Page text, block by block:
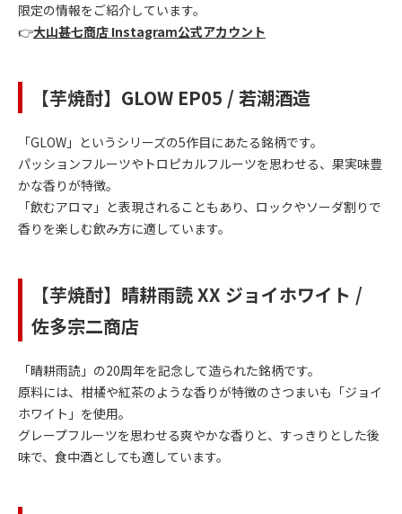
限定の情報をご紹介しています。
👉大山甚七商店 Instagram公式アカウント
【芋焼酎】GLOW EP05 / 若潮酒造
「GLOW」というシリーズの5作目にあたる銘柄です。
パッションフルーツやトロピカルフルーツを思わせる、果実味豊
かな香りが特徴。
「飲むアロマ」と表現されることもあり、ロックやソーダ割りで
香りを楽しむ飲み方に適しています。
【芋焼酎】晴耕雨読 XX ジョイホワイト /
佐多宗二商店
「晴耕雨読」の20周年を記念して造られた銘柄です。
原料には、柑橘や紅茶のような香りが特徴のさつまいも「ジョイ
ホワイト」を使用。
グレープフルーツを思わせる爽やかな香りと、すっきりとした後
味で、食中酒としても適しています。